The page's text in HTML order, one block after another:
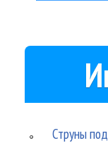
Струны